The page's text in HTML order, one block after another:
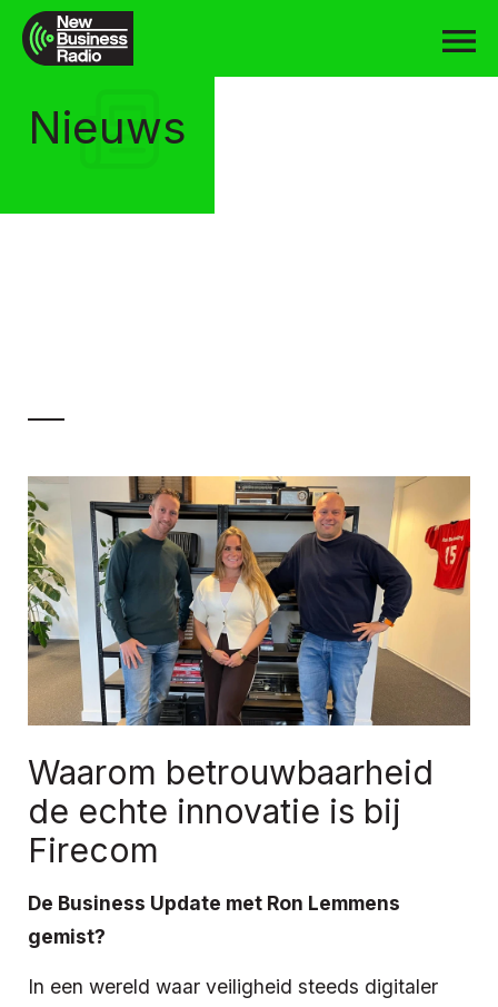
Nieuws
Waarom betrouwbaarheid
de echte innovatie is bij
Firecom
De Business Update met Ron Lemmens
gemist?
In een wereld waar veiligheid steeds digitaler